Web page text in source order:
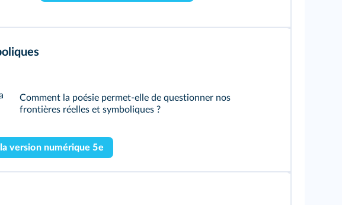
Comment la poésie permet-elle de questionner nos
frontières réelles et symboliques ?
version numérique 5e